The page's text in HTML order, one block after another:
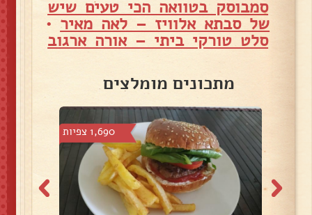
סמבוסק בטוואה הכי טעים שיש
של סבתא אלוויז – לאה מאיר •
סלט טורקי ביתי – אורה ארגוב
מתכונים מומלצים
1,690 צפיות